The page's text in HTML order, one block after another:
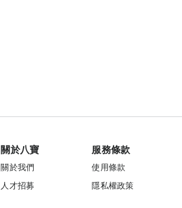
關於八寶
關於我們
人才招募
服務條款
使用條款
隱私權政策